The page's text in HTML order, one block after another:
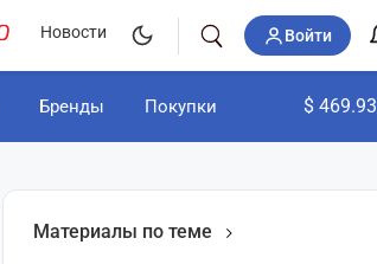
Новости Войти
Бренды Покупки $ 469.93
Материалы по теме